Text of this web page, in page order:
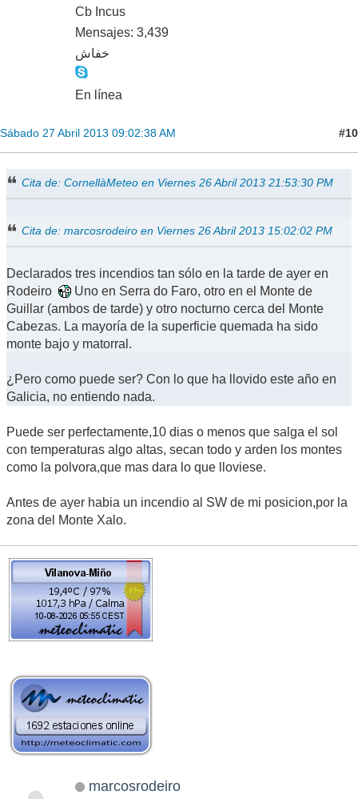
Cb Incus
Mensajes: 3,439
خفاش
En línea
Sábado 27 Abril 2013 09:02:38 AM #10
Cita de: CornellàMeteo en Viernes 26 Abril 2013 21:53:30 PM
Cita de: marcosrodeiro en Viernes 26 Abril 2013 15:02:02 PM
Declarados tres incendios tan sólo en la tarde de ayer en
Rodeiro
Uno en Serra do Faro, otro en el Monte de
Guillar (ambos de tarde) y otro nocturno cerca del Monte
Cabezas. La mayoría de la superficie quemada ha sido
monte bajo y matorral.
¿Pero como puede ser? Con lo que ha llovido este año en
Galicia, no entiendo nada.
Puede ser perfectamente,10 dias o menos que salga el sol
con temperaturas algo altas, secan todo y arden los montes
como la polvora,que mas dara lo que lloviese.
Antes de ayer habia un incendio al SW de mi posicion,por la
zona del Monte Xalo.
marcosrodeiro